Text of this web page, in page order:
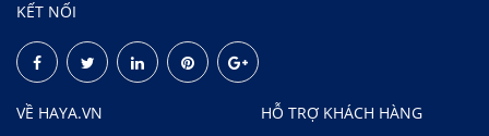
KẾT NỐI
VỀ HAYA.VN
HỖ TRỢ KHÁCH HÀNG